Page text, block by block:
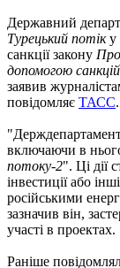
Державний
Турецький потіку
санкції закону
допомогою санкцій
заявив
повідомляє ТАСС.
включаючи в
потоку-2". Ці дії
інвестиції або
російськими
зазначив він,
участі в проектах.
Раніше